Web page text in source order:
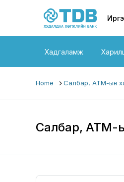
Хадгаламж
Home Салбар, АТМ-ын
Салбар, АТМ-